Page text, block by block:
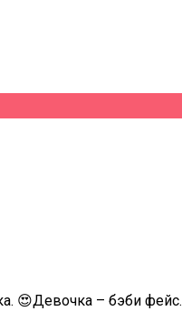
😍Девочка – бэби фейс.